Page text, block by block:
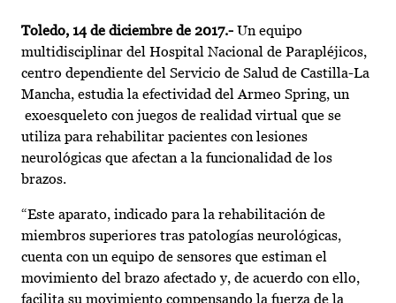
Toledo, 14 de diciembre de 2017.- Un equipo
multidisciplinar del Hospital Nacional de Parapléjicos,
centro dependiente del Servicio de Salud de Castilla-La
Mancha, estudia la efectividad del Armeo Spring, un
exoesqueleto con juegos de realidad virtual que se
utiliza para rehabilitar pacientes con lesiones
neurológicas que afectan a la funcionalidad de los
brazos.
“Este aparato, indicado para la rehabilitación de
miembros superiores tras patologías neurológicas,
cuenta con un equipo de sensores que estiman el
movimiento del brazo afectado y, de acuerdo con ello,
facilita su movimiento compensando la fuerza de la